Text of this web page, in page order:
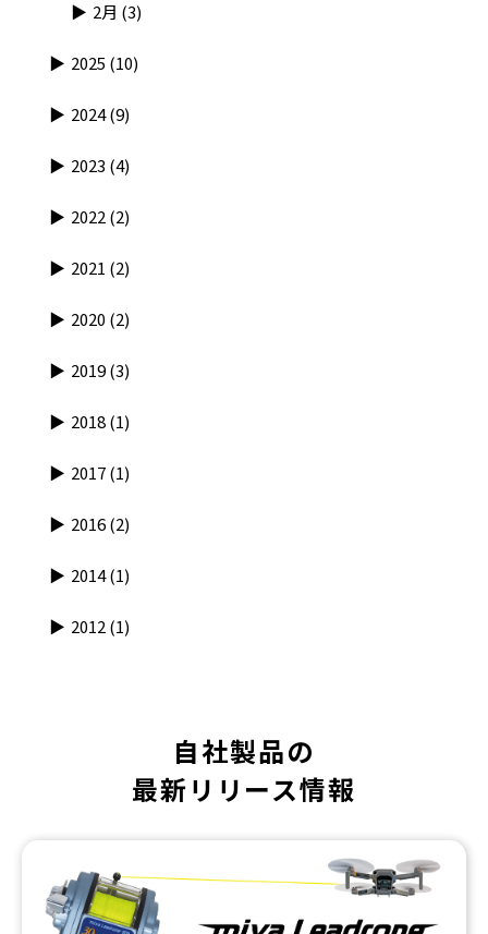
2月 (3)
2025 (10)
2024(9)
2023 (4)
2022(2)
2021 (2)
2020 (2)
2019(3)
2018(1)
2017(1)
2016(2)
2014(1)
2012(1)
自社製品の
最新リリース情報